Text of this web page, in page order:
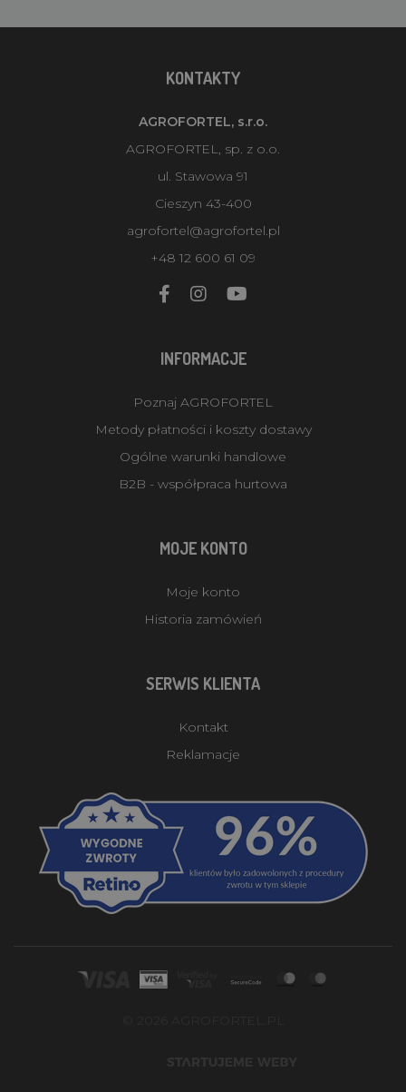
KONTAKTY
AGROFORTEL, s.r.o.
AGROFORTEL, sp. z o.o.
ul. Stawowa 91
Cieszyn 43-400
agrofortel@agrofortel.pl
+48 12 600 61 09
INFORMACJE
Poznaj AGROFORTEL
Metody płatności i koszty dostawy
Ogólne warunki handlowe
B2B - współpraca hurtowa
MOJE KONTO
Moje konto
Historia zamówień
SERWIS KLIENTA
Kontakt
Reklamacje